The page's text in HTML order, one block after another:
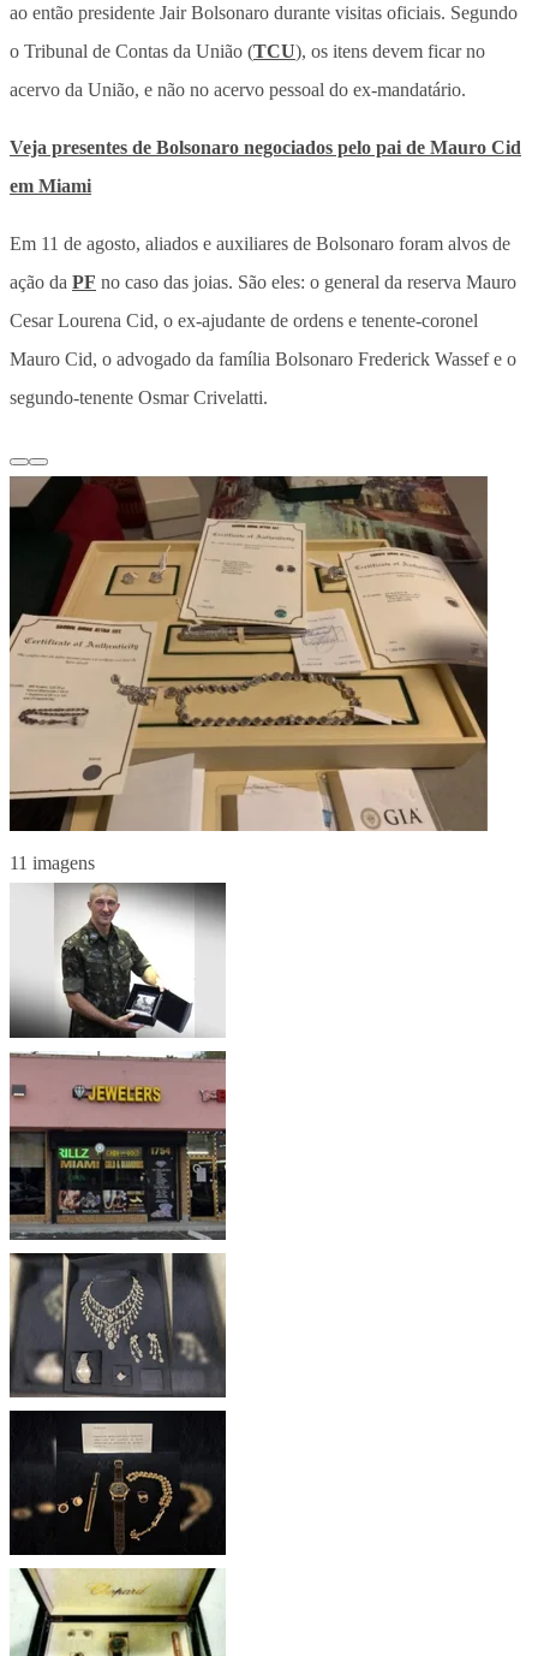
ao então presidente Jair Bolsonaro durante visitas oficiais. Segundo
o Tribunal de Contas da União (TCU), os itens devem ficar no
acervo da União, e não no acervo pessoal do ex-mandatário.
Veja presentes de Bolsonaro negociados pelo pai de Mauro Cid
em Miami
Em 11 de agosto, aliados e auxiliares de Bolsonaro foram alvos de
ação da PF no caso das joias. São eles: o general da reserva Mauro
Cesar Lourena Cid, o ex-ajudante de ordens e tenente-coronel
Mauro Cid, o advogado da família Bolsonaro Frederick Wassef e o
segundo-tenente Osmar Crivelatti.
11 imagens